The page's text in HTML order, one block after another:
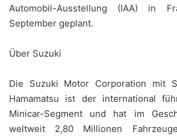
Automobil-Ausstellung (IAA) in
September geplant.
Über Suzuki
Die Suzuki Motor Corporation mit
Hamamatsu ist der international
Minicar-Segment und hat im
weltweit 2,80 Millionen